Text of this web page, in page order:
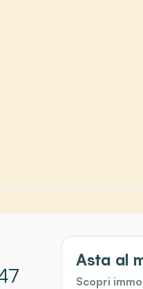
Asta al
Scopri